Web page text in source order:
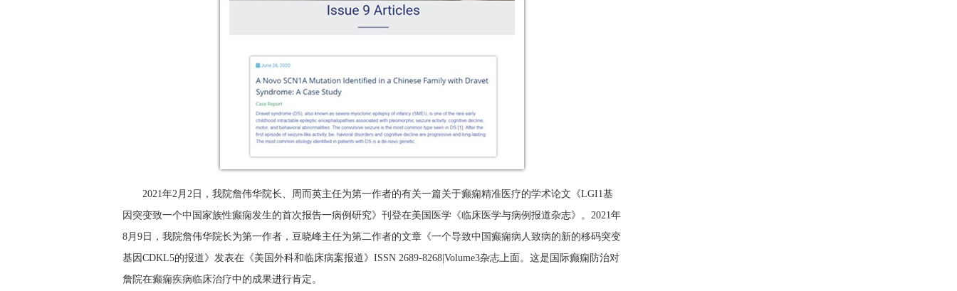
2021年2月2日，我院詹伟华院长、周而英主任为第一作者的有关一篇关于癫痫精准医疗的学术论文《LGI1基
因突变致一个中国家族性癫痫发生的首次报告一病例研究》刊登在美国医学《临床医学与病例报道杂志》。2021年
8月9日，我院詹伟华院长为第一作者，豆晓峰主任为第二作者的文章《一个导致中国癫痫病人致病的新的移码突变
基因CDKL5的报道》发表在《美国外科和临床病案报道》ISSN 2689-8268|Volume3杂志上面。这是国际癫痫防治对
詹院在癫痫疾病临床治疗中的成果进行肯定。